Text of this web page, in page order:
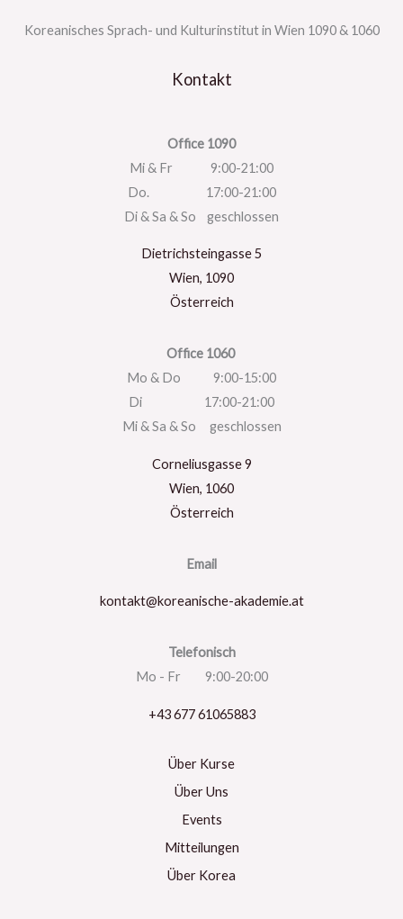
Koreanisches Sprach- und Kulturinstitut in Wien 1090 & 1060
Kontakt
Office 1090
Mi & Fr 9:00-21:00
Do. 17:00-21:00
Di & Sa & So geschlossen
Dietrichsteingasse 5
Wien, 1090
Österreich
Office 1060
Mo & Do 9:00-15:00
Di 17:00-21:00
Mi & Sa & So geschlossen
Corneliusgasse 9
Wien, 1060
Österreich
Email
kontakt@koreanische-akademie.at
Telefonisch
Mo - Fr 9:00-20:00
+43 677 61065883
Über Kurse
Über Uns
Events
Mitteilungen
Über Korea